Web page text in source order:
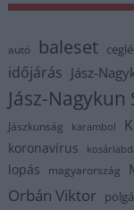
autó baleset
időjárás Jász-
Jász-
Jászkunság karambol
koronavírus
lopás magyarország
Orbán Viktor